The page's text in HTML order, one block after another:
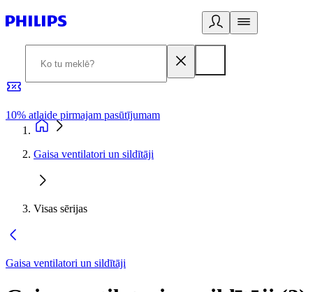
10% atlaide pirmajam pasūtījumam
Gaisa ventilatori un sildītāji
Visas sērijas
Gaisa ventilatori un sildītāji